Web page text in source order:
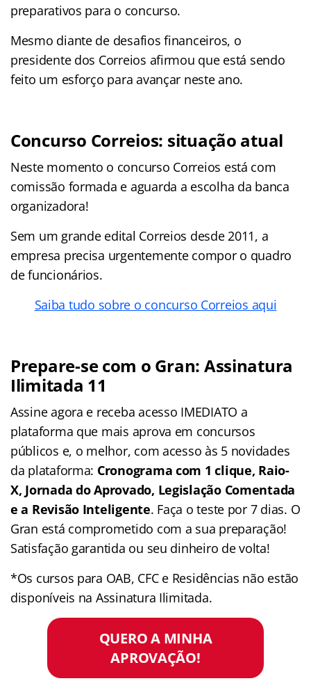
preparativos para o concurso.
Mesmo diante de desafios financeiros, o
presidente dos Correios afirmou que está sendo
feito um esforço para avançar neste ano.
Concurso Correios: situação atual
Neste momento o concurso Correios está com
comissão formada e aguarda a escolha da banca
organizadora!
Sem um grande edital Correios desde 2011, a
empresa precisa urgentemente compor o quadro
de funcionários.
Saiba tudo sobre o concurso Correios aqui
Prepare-se com o Gran: Assinatura
Ilimitada 11
Assine agora e receba acesso IMEDIATO a
plataforma que mais aprova em concursos
públicos e, o melhor, com acesso às 5 novidades
da plataforma: Cronograma com 1 clique, Raio-
X, Jornada do Aprovado, Legislação Comentada
e a Revisão Inteligente. Faça o teste por 7 dias. O
Gran está comprometido com a sua preparação!
Satisfação garantida ou seu dinheiro de volta!
*Os cursos para OAB, CFC e Residências não estão
disponíveis na Assinatura Ilimitada.
QUERO A MINHA
APROVAÇÃO!